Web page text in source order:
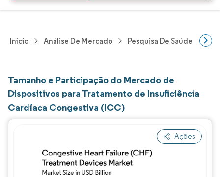
Início Análise De Mercado Pesquisa De Saúde
Tamanho e Participação do Mercado de
Dispositivos para Tratamento de Insuficiência
Cardíaca Congestiva (ICC)
Ações